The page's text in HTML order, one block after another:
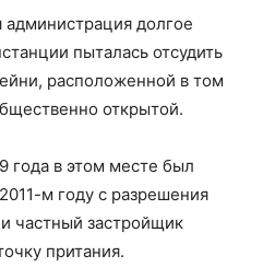
долгое
пыталась отсудить
расположенной в том
открытой.
года в этом месте был
м году с разрешения
частный застройщик
притания.